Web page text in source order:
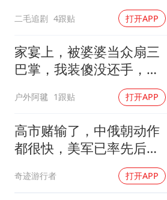
二毛追剧 4跟贴 打开APP
家宴上，被婆婆当众扇三
巴掌，我装傻没还手，悄
悄卖别墅搬家，8天后丈
夫全家10人被新户主请出
家门
户外阿毽 1跟贴 打开APP
高市赌输了，中俄朝动作
都很快，美军已率先后撤.
奇迹游行者 打开APP